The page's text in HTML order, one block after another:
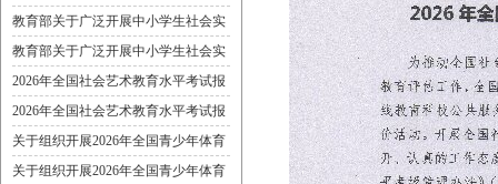
践活动的通知要求
教育部关于广泛开展中小学生社会实
践活动的通知要求
教育部关于广泛开展中小学生社会实
践活动的通知要求
2026年全国社会艺术教育水平考试报
名简章
2026年全国社会艺术教育水平考试报
名简章
关于组织开展2026年全国青少年体育
运动技能测评工作的通知
关于组织开展2026年全国青少年体育